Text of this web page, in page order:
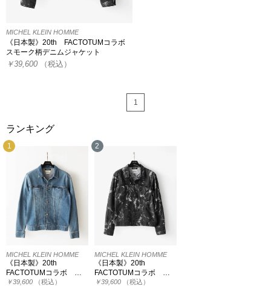
MICHEL KLEIN HOMME
《日本製》20th FACTOTUMコラボ
スモーク柄デニムジャケット
￥39,600 （税込）
1
ランキング
1
MICHEL KLEIN HOMME
《日本製》20th
FACTOTUMコラボ …
￥39,600 （税込）
2
MICHEL KLEIN HOMME
《日本製》20th
FACTOTUMコラボ …
￥39,600 （税込）